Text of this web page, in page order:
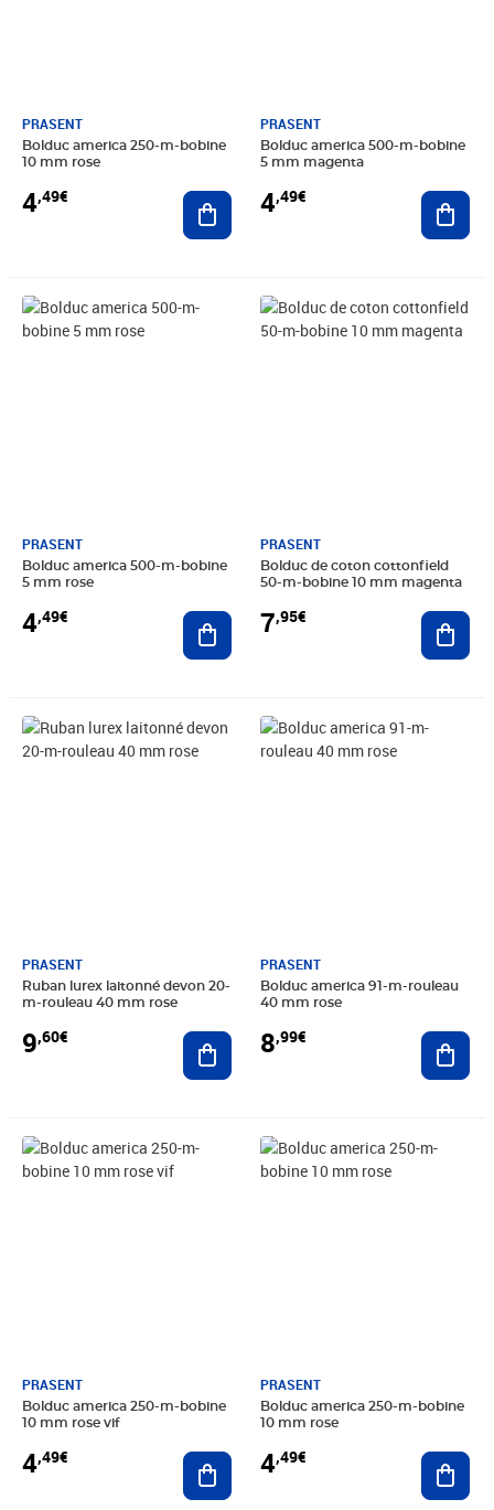
PRASENT
Bolduc america 250-m-bobine
10 mm rose
4,49€ Ajouter au panier
PRASENT
Bolduc america 500-m-bobine
5 mm magenta
4,49€
PRASENT
Bolduc america 500-m-bobine
5 mm rose
4,49€
Prix 4,49€
Ajouter au panier
PRASENT
Bolduc de coton cottonfield
50-m-bobine 10 mm magenta
7,95€
Prix 7,95€
PRASENT
Ruban lurex laitonné devon 20-
m-rouleau 40 mm rose
9,60€
Prix 9,60€
Ajouter au panier
PRASENT
Bolduc america 91-m-rouleau
40 mm rose
8,99€
Prix 8,99€
PRASENT
Bolduc america 250-m-bobine
10 mm rose vif
4,49€
Prix 4,49€
Ajouter au panier
PRASENT
Bolduc america 250-m-bobine
10 mm rose
4,49€
Prix 4,49€